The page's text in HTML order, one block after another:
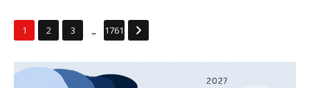
1 2 3 ... 1761